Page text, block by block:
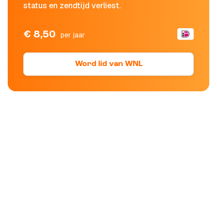
status en zendtijd verliest.
€ 8,50 per jaar
Word lid van WNL